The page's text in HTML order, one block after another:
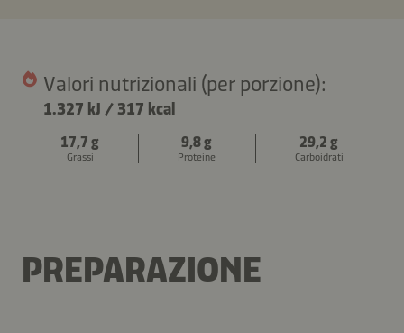
Valori nutrizionali (per porzione):
1.327 kJ / 317 kcal
17,7 g
Grassi
9,8 g
Proteine
29,2 g
Carboidrati
PREPARAZIONE